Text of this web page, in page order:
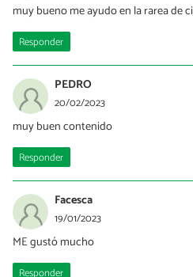
muy bueno me ayudo en la rarea de
Responder
PEDRO
20/02/2023
muy buen contenido
Responder
Facesca
19/01/2023
ME gustó mucho
Responder